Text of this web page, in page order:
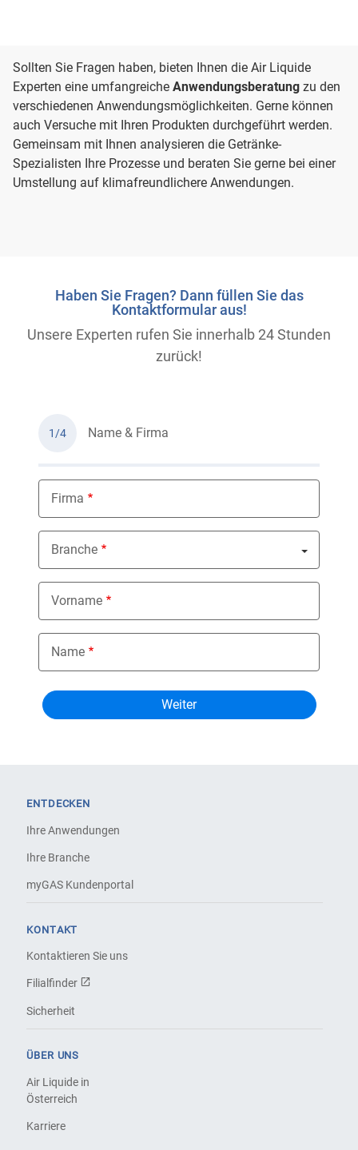
Sollten Sie Fragen haben, bieten Ihnen die Air Liquide
Experten eine umfangreiche Anwendungsberatung zu den
verschiedenen Anwendungsmöglichkeiten. Gerne können
auch Versuche mit Ihren Produkten durchgeführt werden.
Gemeinsam mit Ihnen analysieren die Getränke-
Spezialisten Ihre Prozesse und beraten Sie gerne bei einer
Umstellung auf klimafreundlichere Anwendungen.
Haben Sie Fragen? Dann füllen Sie das
Kontaktformular aus!
Unsere Experten rufen Sie innerhalb 24 Stunden
zurück!
1/4 Name & Firma
Firma
Branche
Nothing selected
Vorname
Name
ENTDECKEN
Ihre Anwendungen
Ihre Branche
myGAS Kundenportal
KONTAKT
Kontaktieren Sie uns
Filialfinder
Sicherheit
ÜBER UNS
Air Liquide in
Österreich
Karriere